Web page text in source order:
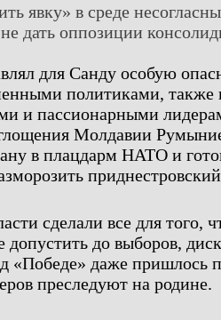
явку» в среде
дать оппозиции
для Санду особую
политиками,
и пассионарными
Молдавии
в плацдарм НАТО и
сделали все для того,
допустить до выборов,
«Победе» даже пришлось
преследуют на родине.